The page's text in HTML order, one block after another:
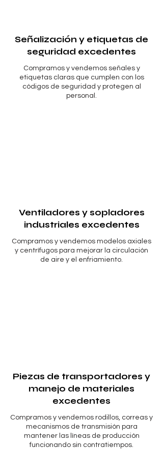
Señalización y etiquetas de
seguridad excedentes
Compramos y vendemos señales y
etiquetas claras que cumplen con los
códigos de seguridad y protegen al
personal.
Ventiladores y sopladores
industriales excedentes
Compramos y vendemos modelos axiales
y centrífugos para mejorar la circulación
de aire y el enfriamiento.
Piezas de transportadores y
manejo de materiales
excedentes
Compramos y vendemos rodillos, correas y
mecanismos de transmisión para
mantener las líneas de producción
funcionando sin contratiempos.